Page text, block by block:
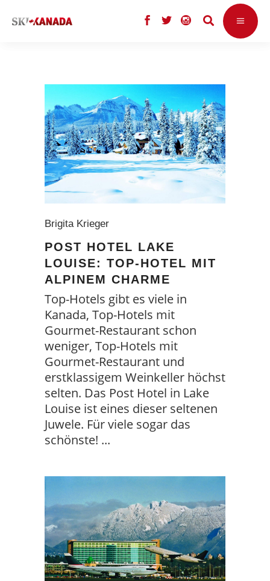
Brigita Krieger
POST HOTEL LAKE
LOUISE: TOP-HOTEL MIT
ALPINEM CHARME
Top-Hotels gibt es viele in
Kanada, Top-Hotels mit
Gourmet-Restaurant schon
weniger, Top-Hotels mit
Gourmet-Restaurant und
erstklassigem Weinkeller höchst
selten. Das Post Hotel in Lake
Louise ist eines dieser seltenen
Juwele. Für viele sogar das
schönste!